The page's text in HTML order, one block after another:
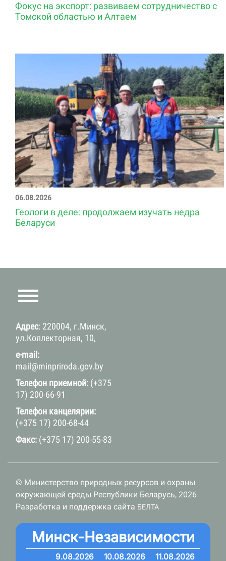
Фокус на экспорт: развиваем сотрудничество с
Томской областью и Алтаем
06.08.2026
Геологи в деле: продолжаем изучать недра
Беларуси
Адрес: 220004, г.Минск,
ул.Коллекторная, 10,
e-mail:
mail@minpriroda.gov.by
Телефон приемной: (+375
17) 200-66-91
Телефон канцелярии:
(+375 17) 200-68-44
Факс: (+375 17) 200-55-83
© Министерство природных ресурсов и охраны
окружающей среды Республики Беларусь, 2026
Разработка и поддержка сайта БЕЛТА
Минск-Независимости
9.08.2026 10.08.2026 11.08.2026